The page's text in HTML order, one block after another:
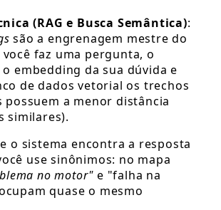
(RAG e Busca Semântica):
são a engrenagem mestre do
você faz uma pergunta, o
embedding da sua dúvida e
de dados vetorial os trechos
possuem a menor distância
similares).
o sistema encontra a resposta
use sinônimos: no mapa
no motor" e "falha na
quase o mesmo